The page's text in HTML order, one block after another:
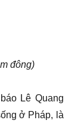
đông)
Lê Quang
ở Pháp, là